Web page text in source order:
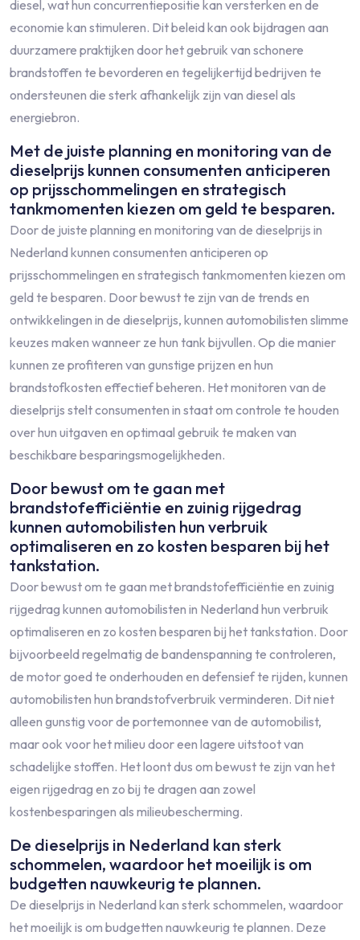
diesel, wat hun concurrentiepositie kan versterken en de
economie kan stimuleren. Dit beleid kan ook bijdragen aan
duurzamere praktijken door het gebruik van schonere
brandstoffen te bevorderen en tegelijkertijd bedrijven te
ondersteunen die sterk afhankelijk zijn van diesel als
energiebron.
Met de juiste planning en monitoring van de
dieselprijs kunnen consumenten anticiperen
op prijsschommelingen en strategisch
tankmomenten kiezen om geld te besparen.
Door de juiste planning en monitoring van de dieselprijs in
Nederland kunnen consumenten anticiperen op
prijsschommelingen en strategisch tankmomenten kiezen om
geld te besparen. Door bewust te zijn van de trends en
ontwikkelingen in de dieselprijs, kunnen automobilisten slimme
keuzes maken wanneer ze hun tank bijvullen. Op die manier
kunnen ze profiteren van gunstige prijzen en hun
brandstofkosten effectief beheren. Het monitoren van de
dieselprijs stelt consumenten in staat om controle te houden
over hun uitgaven en optimaal gebruik te maken van
beschikbare besparingsmogelijkheden.
Door bewust om te gaan met
brandstofefficiëntie en zuinig rijgedrag
kunnen automobilisten hun verbruik
optimaliseren en zo kosten besparen bij het
tankstation.
Door bewust om te gaan met brandstofefficiëntie en zuinig
rijgedrag kunnen automobilisten in Nederland hun verbruik
optimaliseren en zo kosten besparen bij het tankstation. Door
bijvoorbeeld regelmatig de bandenspanning te controleren,
de motor goed te onderhouden en defensief te rijden, kunnen
automobilisten hun brandstofverbruik verminderen. Dit niet
alleen gunstig voor de portemonnee van de automobilist,
maar ook voor het milieu door een lagere uitstoot van
schadelijke stoffen. Het loont dus om bewust te zijn van het
eigen rijgedrag en zo bij te dragen aan zowel
kostenbesparingen als milieubescherming.
De dieselprijs in Nederland kan sterk
schommelen, waardoor het moeilijk is om
budgetten nauwkeurig te plannen.
De dieselprijs in Nederland kan sterk schommelen, waardoor
het moeilijk is om budgetten nauwkeurig te plannen. Deze